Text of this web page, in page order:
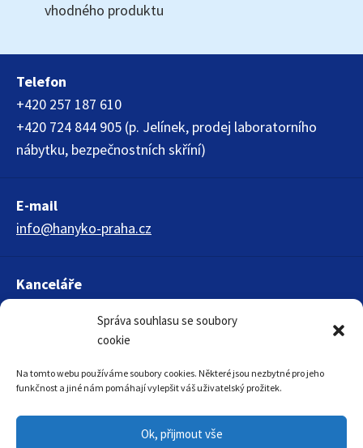
Správa souhlasu se soubory
cookie
Na tomto webu používáme soubory cookies. Některé jsou nezbytné pro jeho
funkčnost a jiné nám pomáhají vylepšit váš uživatelský prožitek.
Ok, přijmout vše
vhodného produktu
Telefon
+420 257 187 610
+420 724 844 905 (p. Jelínek, prodej laboratorního
nábytku, bezpečnostních skříní)
E-mail
info@hanyko-praha.cz
Kanceláře